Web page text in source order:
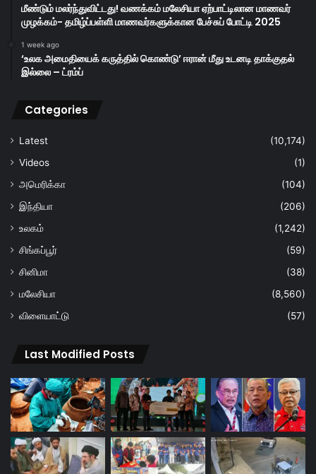
மீண்டும் மலர்ந்துவிட்டது! வணக்கம் மலேசியா ஏற்பாட்டிலான மாணவர்
முழக்கம்- தமிழ்ப்பள்ளி மாணவர்களுக்கான பேச்சுப் போட்டி 2025
1 week ago
‘உலக அமைதியைக் கருத்தில் கொண்டு’ ஈரான் மீது உடனடி தாக்குதல்
இல்லை – ட்ரம்ப்
Categories
Latest
(10,174)
Videos
(1)
அமெரிக்கா
(104)
இந்தியா
(206)
உலகம்
(1,242)
சிங்கப்பூர்
(59)
சினிமா
(38)
மலேசியா
(8,560)
விளையாட்டு
(57)
Last Modified Posts